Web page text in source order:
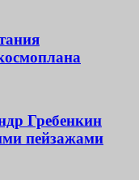
Гребенкин
пейзажами